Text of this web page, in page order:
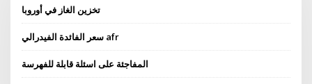
تخزين الغاز في أوروبا
سعر الفائدة الفيدرالي afr
المفاجئة على اسئلة قابلة للفهرسة